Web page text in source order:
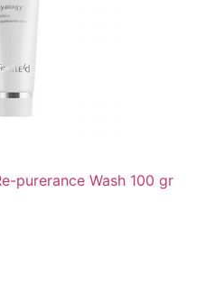
purerance Wash 100 gr